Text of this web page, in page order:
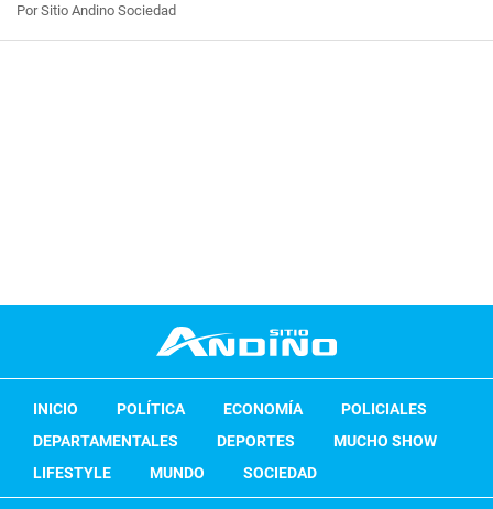
Por Sitio Andino Sociedad
INICIO POLÍTICA ECONOMÍA
POLICIALES
DEPARTAMENTALES
DEPORTES
MUCHO SHOW
LIFESTYLE
MUNDO SOCIEDAD